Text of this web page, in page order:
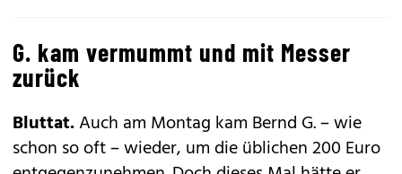
G. kam vermummt und mit Messer
zurück
Bluttat.Auch am Montag kam Bernd G. – wie
schon so oft – wieder, um die üblichen 200 Euro